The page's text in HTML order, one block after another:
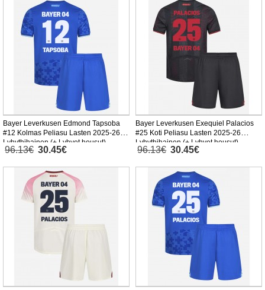
Bayer Leverkusen Edmond Tapsoba
#12 Kolmas Peliasu Lasten 2025-26
Lyhythihainen (+ Lyhyet housut)
96.13€ 30.45€
Bayer Leverkusen Exequiel Palacios
#25 Koti Peliasu Lasten 2025-26
Lyhythihainen (+ Lyhyet housut)
96.13€ 30.45€